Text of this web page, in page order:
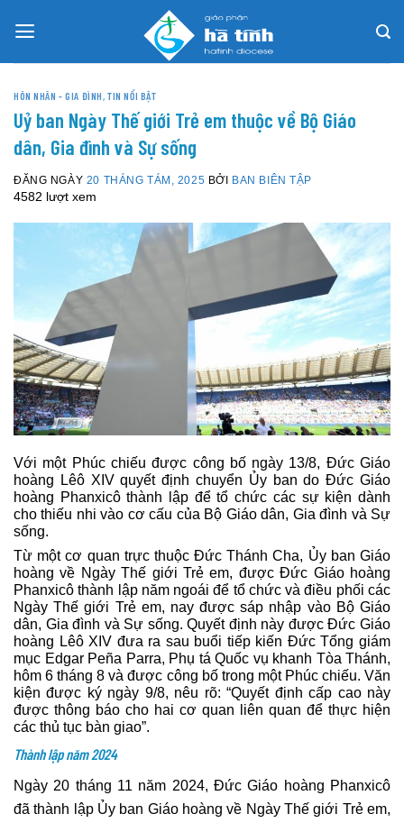
HÔN NHÂN - GIA ĐÌNH,TIN NỔI BẬT
Uỷ ban Ngày Thế giới Trẻ em thuộc về Bộ Giáo
dân, Gia đình và Sự sống
ĐĂNG NGÀY 20 THÁNG TÁM, 2025 BỞI BAN BIÊN TẬP
4582 lượt xem
Với một Phúc chiếu được công bố ngày 13/8, Đức Giáo
hoàng Lêô XIV quyết định chuyển Ủy ban do Đức Giáo
hoàng Phanxicô thành lập để tổ chức các sự kiện dành
cho thiếu nhi vào cơ cấu của Bộ Giáo dân, Gia đình và Sự
sống.
Từ một cơ quan trực thuộc Đức Thánh Cha, Ủy ban Giáo
hoàng về Ngày Thế giới Trẻ em, được Đức Giáo hoàng
Phanxicô thành lập năm ngoái để tổ chức và điều phối các
Ngày Thế giới Trẻ em, nay được sáp nhập vào Bộ Giáo
dân, Gia đình và Sự sống. Quyết định này được Đức Giáo
hoàng Lêô XIV đưa ra sau buổi tiếp kiến Đức Tổng giám
mục Edgar Peña Parra, Phụ tá Quốc vụ khanh Tòa Thánh,
hôm 6 tháng 8 và được công bố trong một Phúc chiếu. Văn
kiện được ký ngày 9/8, nêu rõ: “Quyết định cấp cao này
được thông báo cho hai cơ quan liên quan để thực hiện
các thủ tục bàn giao”.
Thành lập năm 2024
Ngày 20 tháng 11 năm 2024, Đức Giáo hoàng Phanxicô
đã thành lập Ủy ban Giáo hoàng về Ngày Thế giới Trẻ em,